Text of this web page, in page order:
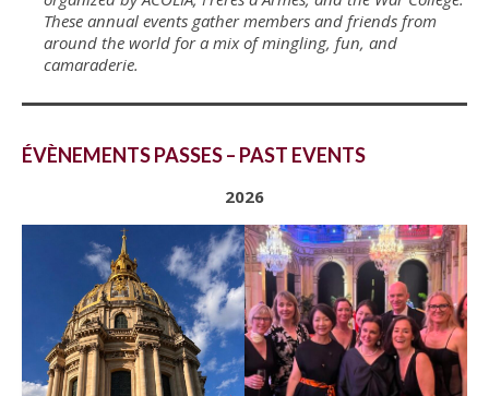
These annual events gather members and friends from
around the world for a mix of mingling, fun, and
camaraderie.
ÉVÈNEMENTS PASSES – PAST EVENTS
2026